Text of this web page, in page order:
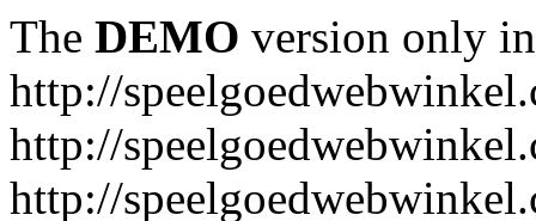
The DEMO version only
http://
http://
http://